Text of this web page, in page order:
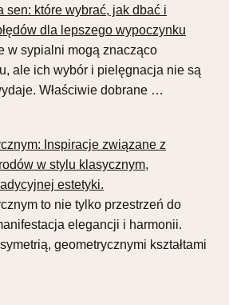
sen: które wybrać, jak dbać i
dla lepszego wypoczynku
w sypialni mogą znacząco
ale ich wybór i pielęgnacja nie są
Właściwie dobrane …
Inspiracje związane z
w stylu klasycznym,
estetyki.
to nie tylko przestrzeń do
elegancji i harmonii.
geometrycznymi kształtami